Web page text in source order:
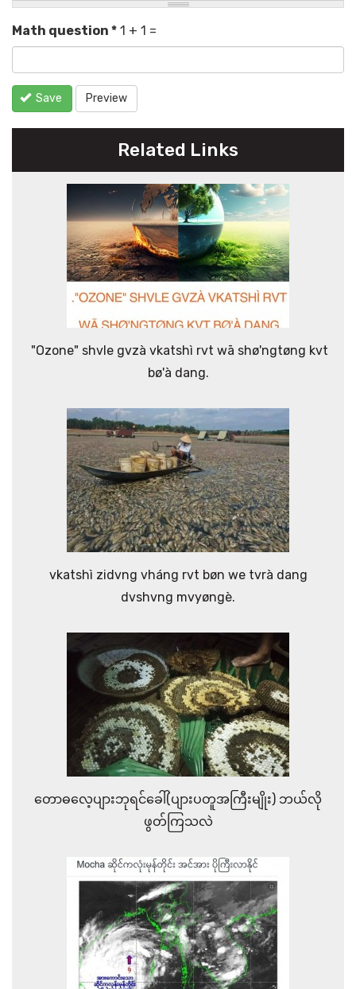
Math question * 1 + 1 =
Save Preview
Related Links
"Ozone" shvle gvzà vkatshì rvt wā shø'ngtøng kvt
bø'à dang.
vkatshì zidvng vháng rvt bøn we tvrà dang
dvshvng mvyøngè.
တောဓလေ့ပျားဘုရင်ခေါ်(ပျားပတူအကြီးမျိုး) ဘယ်လို
ဖွတ်ကြသလဲ